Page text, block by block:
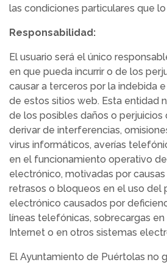
las condiciones particulares que
Responsabilidad:
El usuario será el único
en que pueda incurrir o de los
causar a terceros por la indebida
de estos sitios web. Esta entidad
de los posibles daños o perjuicios
derivar de interferencias,
virus informáticos, averías
en el funcionamiento operativo
electrónico, motivadas por
retrasos o bloqueos en el uso del
electrónico causados por
líneas telefónicas, sobrecargas
Internet o en otros sistemas
El Ayuntamiento de Puértolas no